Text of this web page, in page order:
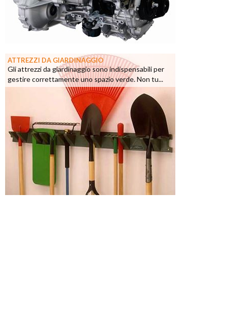
ATTREZZI DA GIARDINAGGIO
Gli attrezzi da giardinaggio sono indispensabili per
gestire correttamente uno spazio verde. Non tu...